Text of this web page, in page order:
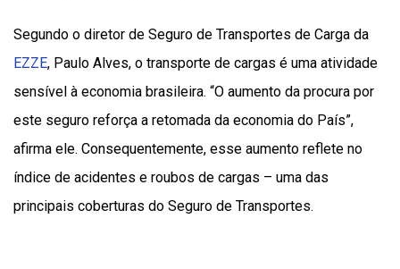
Segundo o diretor de Seguro de Transportes de Carga da
EZZE, Paulo Alves, o transporte de cargas é uma atividade
sensível à economia brasileira. “O aumento da procura por
este seguro reforça a retomada da economia do País”,
afirma ele. Consequentemente, esse aumento reflete no
índice de acidentes e roubos de cargas – uma das
principais coberturas do Seguro de Transportes.